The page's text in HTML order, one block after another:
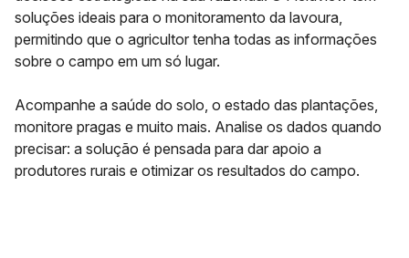
soluções ideais para o monitoramento da lavoura,
permitindo que o agricultor tenha todas as informações
sobre o campo em um só lugar.
Acompanhe a saúde do solo, o estado das plantações,
monitore pragas e muito mais. Analise os dados quando
precisar: a solução é pensada para dar apoio a
produtores rurais e otimizar os resultados do campo.